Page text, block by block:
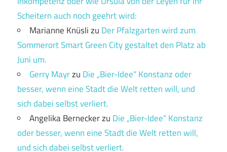
Scheitern auch noch geehrt wird:
Marianne Knüslizu Der Pfalzgarten wird zum
Sommerort Smart Green City gestaltet den Platz ab
Juni um.
Gerry Mayrzu Die „Bier-Idee“ Konstanz oder
besser, wenn eine Stadt die Welt retten will, und
sich dabei selbst verliert.
Angelika Berneckerzu Die „Bier-Idee“ Konstanz
oder besser, wenn eine Stadt die Welt retten will,
und sich dabei selbst verliert.